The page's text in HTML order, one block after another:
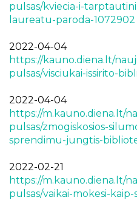
pulsas/kviecia-i-
laureatu-paroda-1072902
2022-04-04
https://kauno.diena.lt/
pulsas/visciukai-issirito-
2022-04-04
https://m.kauno.diena.lt/
pulsas/zmogiskosios-
sprendimu-jungtis-
2022-02-21
https://m.kauno.diena.lt/
pulsas/vaikai-mokesi-